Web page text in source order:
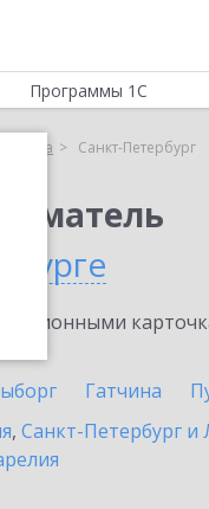
Программы 1С
Санкт-Петербург
Гатчина
, Санкт-Петербург и